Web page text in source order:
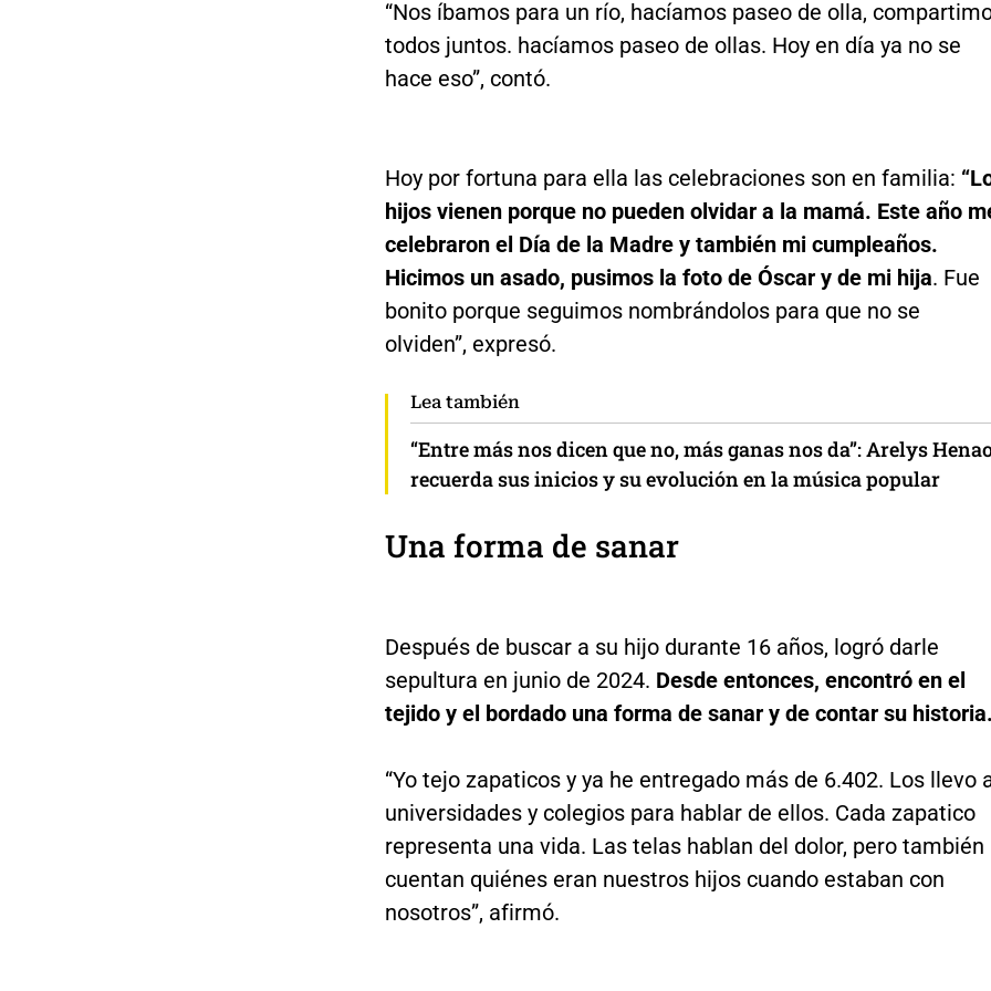
“Nos íbamos para un río, hacíamos paseo de olla,
todos juntos. hacíamos paseo de ollas. Hoy en día ya no se
hace eso”, contó.
Hoy por fortuna para ella las celebraciones son en familia:
hijos vienen porque no pueden olvidar a la mamá. Este año
celebraron el Día de la Madre y también mi cumpleaños.
Hicimos un asado, pusimos la foto de Óscar y de mi hija. Fue
bonito porque seguimos nombrándolos para que no se
olviden”, expresó.
Lea también
“Entre más nos dicen que no, más ganas nos da”: Arelys
recuerda sus inicios y su evolución en la música popular
Una forma de sanar
Después de buscar a su hijo durante 16 años, logró darle
sepultura en junio de 2024. Desde entonces, encontró en el
tejido y el bordado una forma de sanar y de contar su historia.
“Yo tejo zapaticos y ya he entregado más de 6.402. Los llevo
universidades y colegios para hablar de ellos. Cada zapatico
representa una vida. Las telas hablan del dolor, pero también
cuentan quiénes eran nuestros hijos cuando estaban con
nosotros”, afirmó.